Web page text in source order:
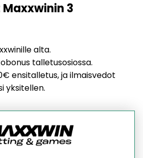
3
alta.
talletusosiossa.
ensitalletus, ja ilmaisvedot
yksitellen.